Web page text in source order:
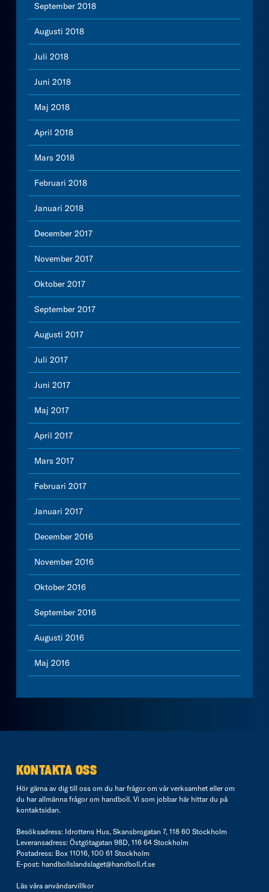
September 2018
Augusti 2018
Juli 2018
Juni 2018
Maj 2018
April 2018
Mars 2018
Februari 2018
Januari 2018
December 2017
November 2017
Oktober 2017
September 2017
Augusti 2017
Juli 2017
Juni 2017
Maj 2017
April 2017
Mars 2017
Februari 2017
Januari 2017
December 2016
November 2016
Oktober 2016
September 2016
Augusti 2016
Maj 2016
KONTAKTA OSS
Hör gärna av dig till oss om du har frågor om vår verksamhet eller om
du har allmänna frågor om handboll. Vi som jobbar här hittar du på
kontaktsidan.
Besöksadress: Idrottens Hus, Skansbrogatan 7, 118 60 Stockholm
Leveransadress: Östgötagatan 98D, 116 64 Stockholm
Postadress: Box 11016, 100 61 Stockholm
E-post: handbollslandslaget@handboll.rf.se
Läs våra användarvillkor